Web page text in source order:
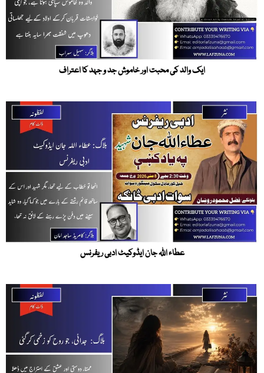
ایک والد کی محبت اور خاموش جد و جہد کا اعتراف
عطاء اللہ جان ایڈوکیٹ ادبی ریفرنس